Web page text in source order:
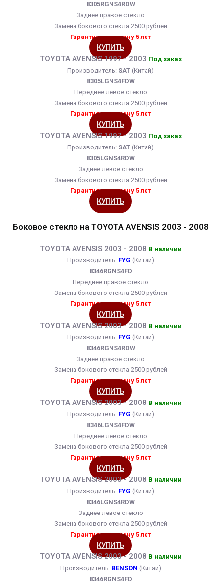
8305RGNS4RDW
Заднее правое стекло
Замена бокового стекла 2500 рублей
Гарантия на замену 5 лет
КУПИТЬ
TOYOTA AVENSIS 1997 - 2003 Под заказ
Производитель: SAT (Китай)
8305LGNS4FDW
Переднее левое стекло
Замена бокового стекла 2500 рублей
Гарантия на замену 5 лет
КУПИТЬ
TOYOTA AVENSIS 1997 - 2003 Под заказ
Производитель: SAT (Китай)
8305LGNS4RDW
Заднее левое стекло
Замена бокового стекла 2500 рублей
Гарантия на замену 5 лет
КУПИТЬ
Боковое стекло на TOYOTA AVENSIS 2003 - 2008
TOYOTA AVENSIS 2003 - 2008 В наличии
Производитель: FYG (Китай)
8346RGNS4FD
Переднее правое стекло
Замена бокового стекла 2500 рублей
Гарантия на замену 5 лет
КУПИТЬ
TOYOTA AVENSIS 2003 - 2008 В наличии
Производитель: FYG (Китай)
8346RGNS4RDW
Заднее правое стекло
Замена бокового стекла 2500 рублей
Гарантия на замену 5 лет
КУПИТЬ
TOYOTA AVENSIS 2003 - 2008 В наличии
Производитель: FYG (Китай)
8346LGNS4FDW
Переднее левое стекло
Замена бокового стекла 2500 рублей
Гарантия на замену 5 лет
КУПИТЬ
TOYOTA AVENSIS 2003 - 2008 В наличии
Производитель: FYG (Китай)
8346LGNS4RDW
Заднее левое стекло
Замена бокового стекла 2500 рублей
Гарантия на замену 5 лет
КУПИТЬ
TOYOTA AVENSIS 2003 - 2008 В наличии
Производитель: BENSON (Китай)
8346RGNS4FD